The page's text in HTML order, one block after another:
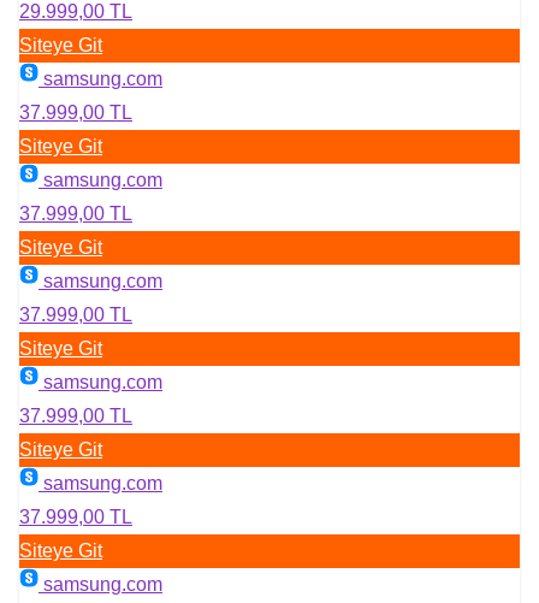
29.999,00 TL
Siteye Git
samsung.com
37.999,00 TL
Siteye Git
samsung.com
37.999,00 TL
Siteye Git
samsung.com
37.999,00 TL
Siteye Git
samsung.com
37.999,00 TL
Siteye Git
samsung.com
37.999,00 TL
Siteye Git
samsung.com